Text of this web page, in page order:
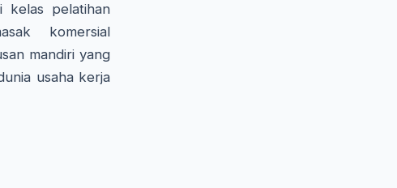
kelas pelatihan
komersial
mandiri yang
usaha kerja